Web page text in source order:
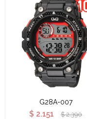
G28A-007
$ 2.151 $ 2.390